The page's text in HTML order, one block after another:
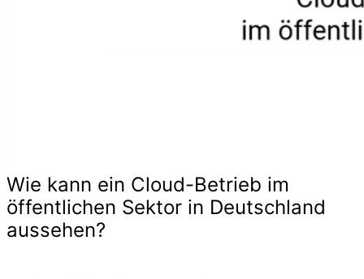
Wie kann ein Cloud-Betrieb im
öffentlichen Sektor in Deutschland
aussehen?